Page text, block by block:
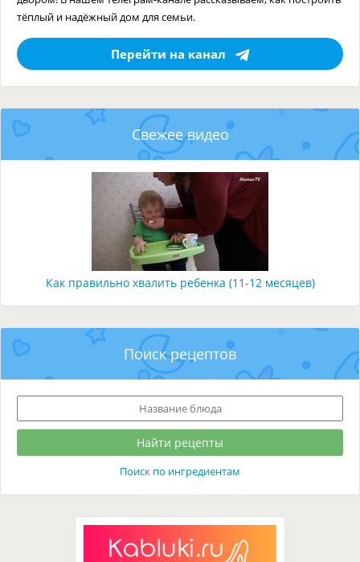
тёплый и надёжный дом для семьи.
Перейти на канал
Свежее видео
Как правильно хвалить ребенка (11-12 месяцев)
Поиск рецептов
Поиск по ингредиентам